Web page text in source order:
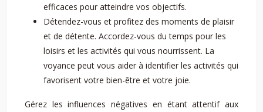
efficaces pour atteindre vos objectifs.
Détendez-vous et profitez des moments de plaisir
et de détente. Accordez-vous du temps pour les
loisirs et les activités qui vous nourrissent. La
voyance peut vous aider à identifier les activités qui
favorisent votre bien-être et votre joie.
Gérez les influences négatives en étant attentif aux